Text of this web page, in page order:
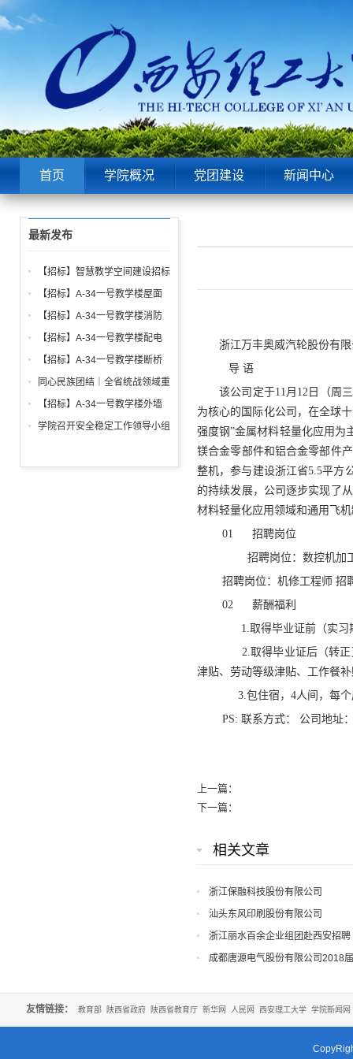
首页 学院概况 党团建设 新闻中心
浙江万丰奥威汽轮股份
导 语
该公司定于11月12日（周
为核心的国际化公司，在全球
强度钢”金属材料轻量化应用为
镁合金零部件和铝合金零部件
整机，参与建设浙江省5.5平
的持续发展，公司逐步实现了
材料轻量化应用领域和通用
01 招聘岗位
招聘岗位：数控机加工
招聘岗位：机修工程师 招
02 薪酬福利
1.取得毕业证前（实习
2.取得毕业证后（转正）
津贴、劳动等级津贴、工作餐
3.包住宿，4人间，每个
PS: 联系方式： 公司地
上一篇：
下一篇：
相关文章
浙江保融科技股份有限公司
汕头东风印刷股份有限公司
浙江丽水百余企业组团赴西安招聘
成都唐源电气股份有限公司2018
最新发布
【招标】智慧教学空间建设招标
公告
【招标】A-34一号教学楼屋面
找坡层及保温层工程招标公告
【招标】A-34一号教学楼消防
给水、电气、通风系统与防火门
调试工程招标公告
【招标】A-34一号教学楼配电
箱、柜采购招标文件
【招标】A-34一号教学楼断桥
铝合金窗深化设计、制作安装招
标公告
同心民族团结｜全省统战领域重
点工作推进会召开
【招标】A-34一号教学楼外墙
保温及饰面工程招标公告
学院召开安全稳定工作领导小组
校园安全工作
友情链接： 教育部 陕西省政府 陕西省教育厅 新华网 人民网 西安理工大学 学院新闻网